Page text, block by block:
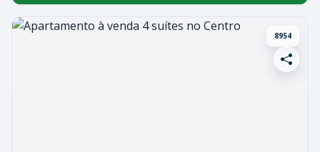
8954